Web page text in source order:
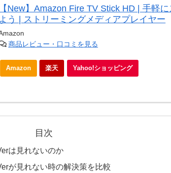
【New】Amazon Fire TV Stick HD | 手軽
よう | ストリーミングメディアプレイヤー
商品レビュー・口コミを見る
Amazon 楽天 Yahoo!ショッピング
目次
は見れないのか
が見れない時の解決策を比較